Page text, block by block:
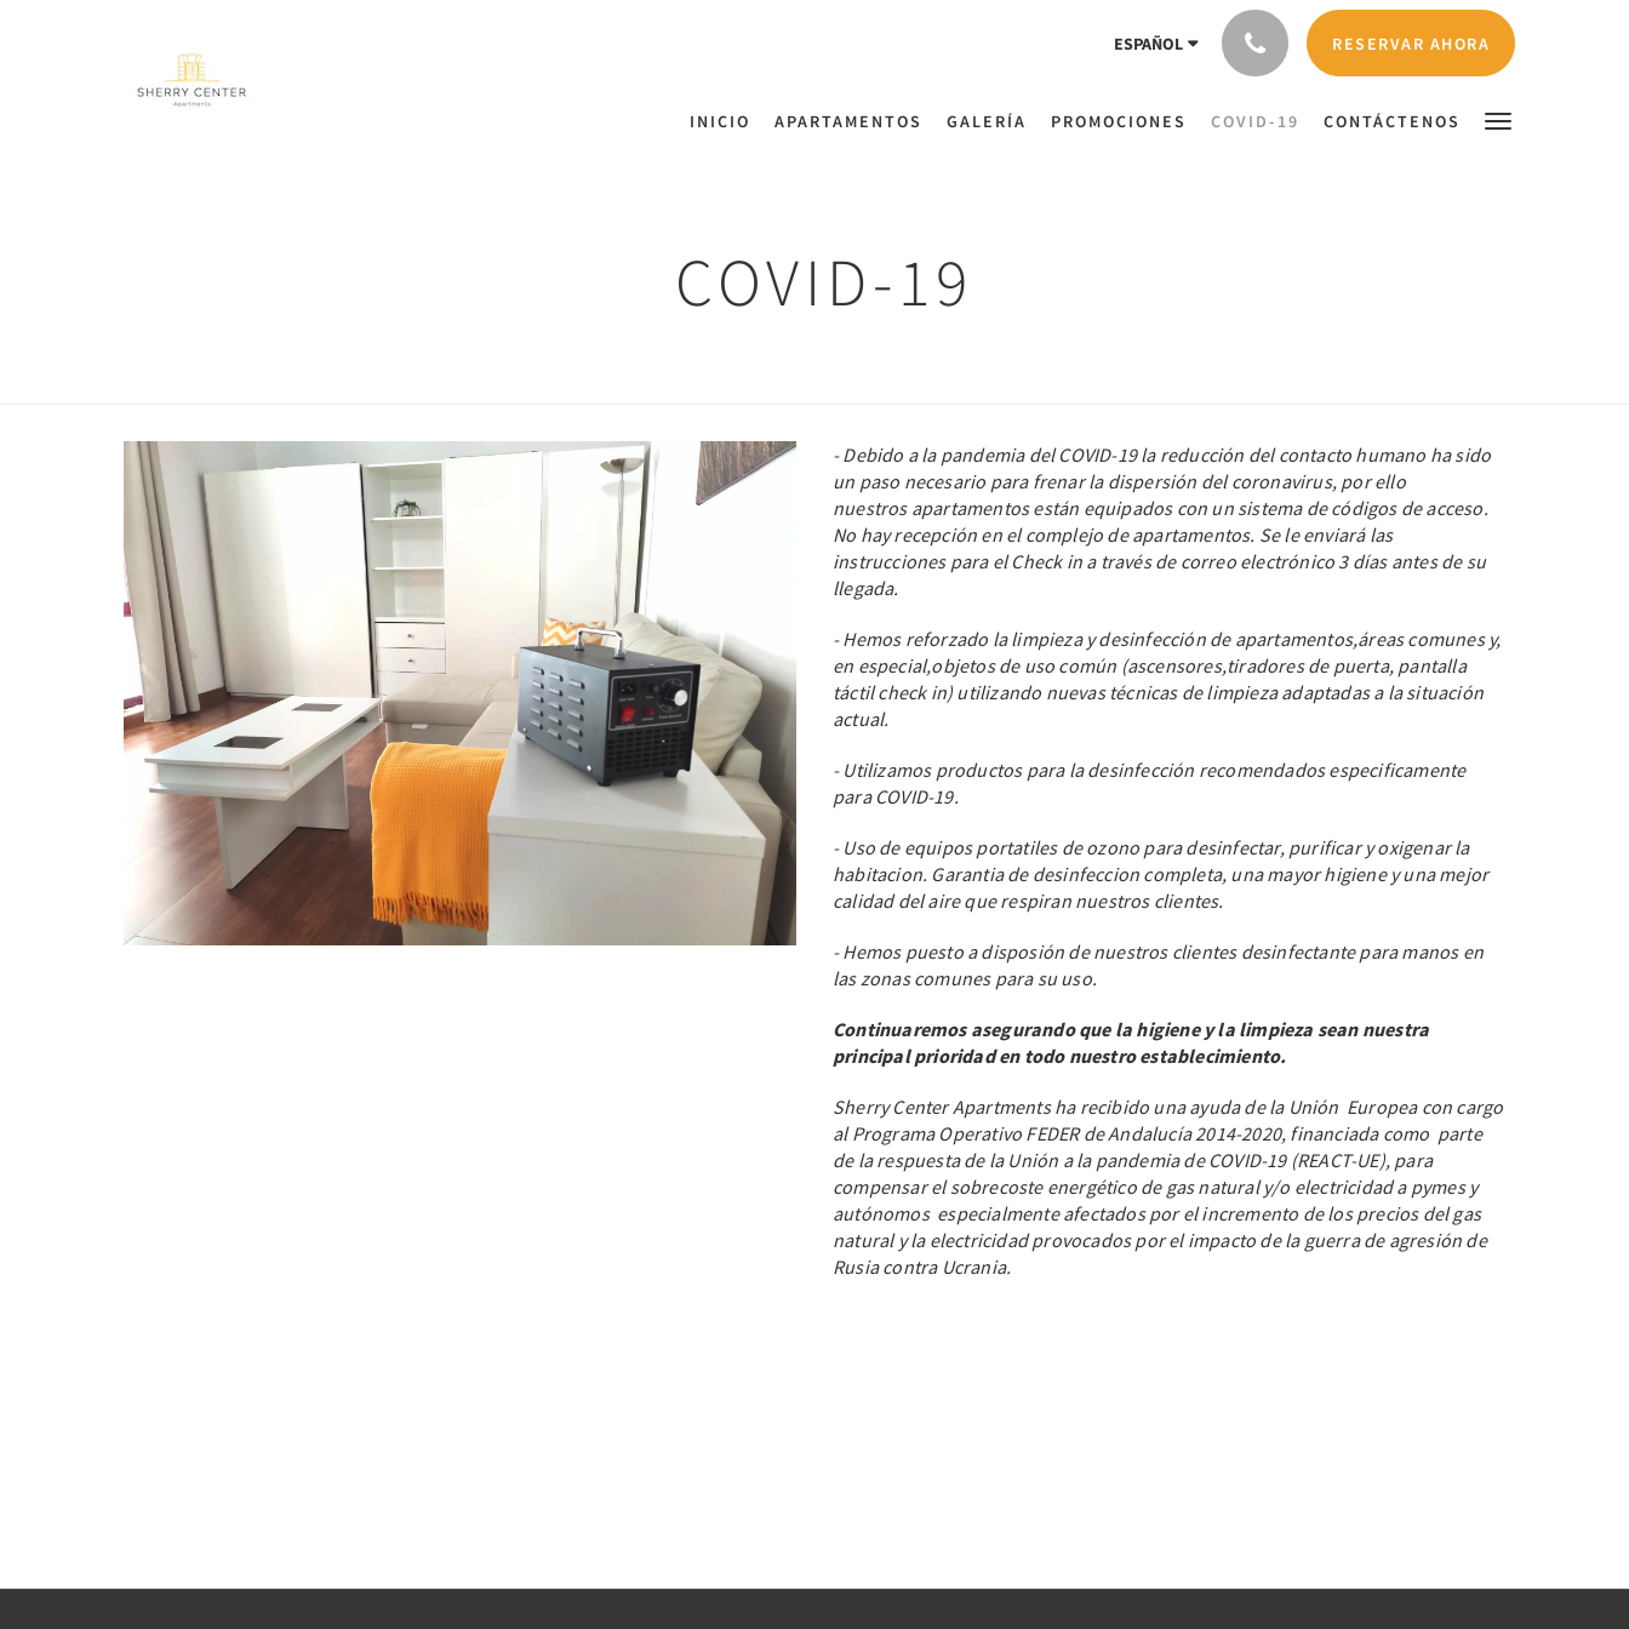
ESPAÑOL RESERVAR AHORA
INICIO APARTAMENTOS GALERÍA PROMOCIONES COVID-19 CONTÁCTENOS
COVID-19
- Debido a la pandemia del COVID-19 la reducción del contacto humano ha sido
un paso necesario para frenar la dispersión del coronavirus, por ello
nuestros apartamentos están equipados con un sistema de códigos de acceso.
No hay recepción en el complejo de apartamentos. Se le enviará las
instrucciones para el Check in a través de correo electrónico 3 días antes de su
llegada.
- Hemos reforzado la limpieza y desinfección de apartamentos,áreas comunes y,
en especial,objetos de uso común (ascensores,tiradores de puerta, pantalla
táctil check in) utilizando nuevas técnicas de limpieza adaptadas a la situación
actual.
- Utilizamos productos para la desinfección recomendados especificamente
para COVID-19.
- Uso de equipos portatiles de ozono para desinfectar, purificar y oxigenar la
habitacion. Garantia de desinfeccion completa, una mayor higiene y una mejor
calidad del aire que respiran nuestros clientes.
- Hemos puesto a disposión de nuestros clientes desinfectante para manos en
las zonas comunes para su uso.
Continuaremos asegurando que la higiene y la limpieza sean nuestra
principal prioridad en todo nuestro establecimiento.
Sherry Center Apartments ha recibido una ayuda de la Unión Europea con cargo
al Programa Operativo FEDER de Andalucía 2014-2020, financiada como parte
de la respuesta de la Unión a la pandemia de COVID-19 (REACT-UE), para
compensar el sobrecoste energético de gas natural y/o electricidad a pymes y
autónomos especialmente afectados por el incremento de los precios del gas
natural y la electricidad provocados por el impacto de la guerra de agresión de
Rusia contra Ucrania.